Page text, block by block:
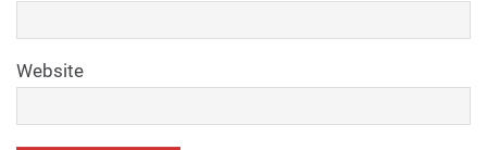
Website